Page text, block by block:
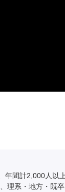
間計2,000人以
理系・地方・既